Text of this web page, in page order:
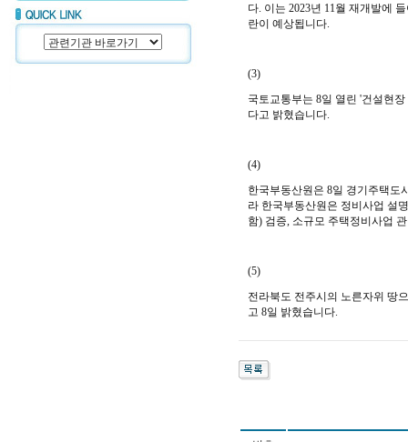
다. 이는 2023년 11월 재개발에
란이 예상됩니다.
(3)
국토교통부는 8일 열린 '건설현
다고 밝혔습니다.
(4)
한국부동산원은 8일 경기주택도
라 한국부동산원은 정비사업 설
함) 검증, 소규모 주택정비사업
(5)
전라북도 전주시의 노른자위 땅
고 8일 밝혔습니다.